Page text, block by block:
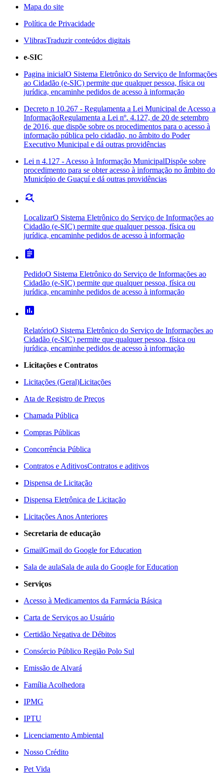
Mapa do site
Política de Privacidade
VlibrasTraduzir conteúdos digitais
e-SIC
Pagina inicialO Sistema Eletrônico do Serviço de Informações
ao Cidadão (e-SIC) permite que qualquer pessoa, física ou
jurídica, encaminhe pedidos de acesso à informação
Decreto n 10.267 - Regulamenta a Lei Municipal de Acesso a
InformaçãoRegulamenta a Lei nº. 4.127, de 20 de setembro
de 2016, que dispõe sobre os procedimentos para o acesso à
informação pública pelo cidadão, no âmbito do Poder
Executivo Municipal e dá outras providências
Lei n 4.127 - Acesso à Informação MunicipalDispõe sobre
procedimento para se obter acesso à informação no âmbito do
Município de Guaçuí e dá outras providências
find_replace
LocalizarO Sistema Eletrônico do Serviço de Informações ao
Cidadão (e-SIC) permite que qualquer pessoa, física ou
jurídica, encaminhe pedidos de acesso à informação
assignment
PedidoO Sistema Eletrônico do Serviço de Informações ao
Cidadão (e-SIC) permite que qualquer pessoa, física ou
jurídica, encaminhe pedidos de acesso à informação
poll
RelatórioO Sistema Eletrônico do Serviço de Informações ao
Cidadão (e-SIC) permite que qualquer pessoa, física ou
jurídica, encaminhe pedidos de acesso à informação
Licitações e Contratos
Licitações (Geral)Licitações
Ata de Registro de Preços
Chamada Pública
Compras Públicas
Concorrência Pública
Contratos e AditivosContratos e aditivos
Dispensa de Licitação
Dispensa Eletrônica de Licitação
Licitações Anos Anteriores
Secretaria de educação
GmailGmail do Google for Education
Sala de aulaSala de aula do Google for Education
Serviços
Acesso à Medicamentos da Farmácia Básica
Carta de Serviços ao Usuário
Certidão Negativa de Débitos
Consórcio Público Região Polo Sul
Emissão de Alvará
Família Acolhedora
IPMG
IPTU
Licenciamento Ambiental
Nosso Crédito
Pet Vida